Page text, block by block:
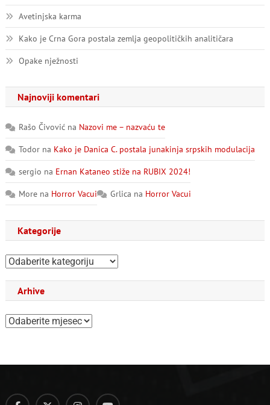
Avetinjska karma
Kako je Crna Gora postala zemlja geopolitičkih analitičara
Opake nježnosti
Najnoviji komentari
Rašo Čivovićna Nazovi me – nazvaću te
Todorna Kako je Danica C. postala junakinja srpskih modulacija
sergio na Ernan Kataneo stiže na RUBIX 2024!
Morena Horror Vacui Grlica na Horror Vacui
Kategorije
Kategorije
Arhive
Arhive